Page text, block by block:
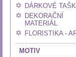
DÁRKOVÉ
DEKORAČNÍ
MATERIÁL
FLORISTIKA -
MOTIV